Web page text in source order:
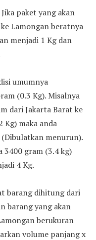
paket yang akan
Lamongan beratnya
menjadi 1 Kg dan
umumnya
(0.3 Kg). Misalnya
dari Jakarta Barat ke
Kg) maka anda
(Dibulatkan menurun).
3400 gram (3.4 kg)
4 Kg.
barang dihitung dari
barang yang akan
berukuran
volume panjang x